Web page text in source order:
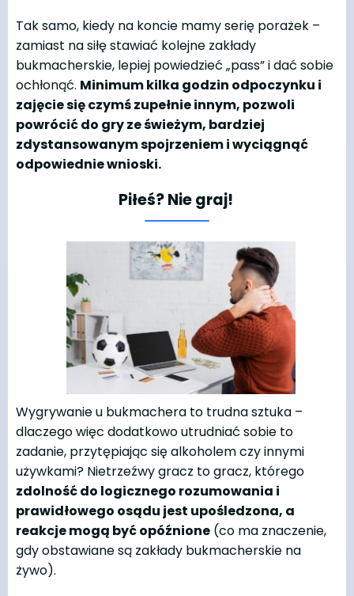
Tak samo, kiedy na koncie mamy serię porażek –
zamiast na siłę stawiać kolejne zakłady
bukmacherskie, lepiej powiedzieć „pass” i dać sobie
ochłonąć. Minimum kilka godzin odpoczynku i
zajęcie się czymś zupełnie innym, pozwoli
powrócić do gry ze świeżym, bardziej
zdystansowanym spojrzeniem i wyciągnąć
odpowiednie wnioski.
Piłeś? Nie graj!
Wygrywanie u bukmachera to trudna sztuka –
dlaczego więc dodatkowo utrudniać sobie to
zadanie, przytępiając się alkoholem czy innymi
używkami? Nietrzeźwy gracz to gracz, którego
zdolność do logicznego rozumowania i
prawidłowego osądu jest upośledzona, a
reakcje mogą być opóźnione (co ma znaczenie,
gdy obstawiane są zakłady bukmacherskie na
żywo).